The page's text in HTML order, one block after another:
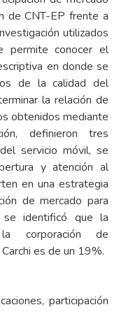
de CNT-EP frente a
utilizados
permite conocer el
en donde se
de la calidad del
la relación de
obtenidos mediante
definieron tres
servicio móvil, se
y atención al
en una estrategia
de mercado para
identificó que la
corporación de
es de un 19%.
participación